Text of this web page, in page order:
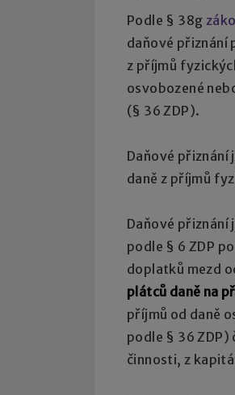
Podle § 38g
daňové přiznání
z příjmů
osvobozené
(§ 36 ZDP).
Daňové
daně z příjmů
Daňové
podle § 6 ZDP
doplatků mezd
plátců daně na
příjmů od daně
podle § 36 ZDP)
činnosti, z